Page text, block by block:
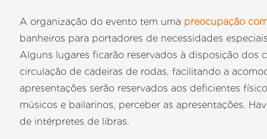
A organização do evento tem uma preocupação
banheiros para portadores de necessidades
Alguns lugares ficarão reservados à disposição dos
circulação de cadeiras de rodas, facilitando a
apresentações serão reservados aos deficientes
músicos e bailarinos, perceber as apresentações.
de intérpretes de libras.